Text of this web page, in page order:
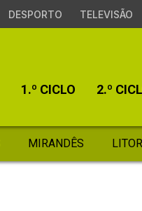
DESPORTO TELEVISÃO
1.º CICLO 2.º
MIRANDÊS